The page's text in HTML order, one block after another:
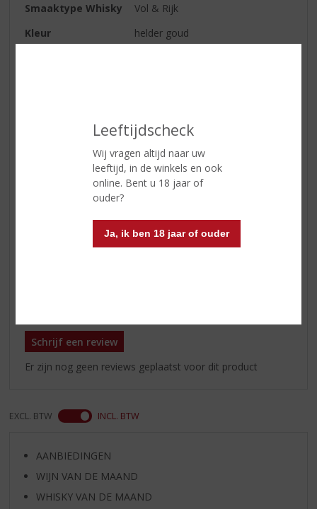
Leeftijdscheck
Wij vragen altijd naar uw
leeftijd, in de winkels en ook
online. Bent u 18 jaar of
ouder?
Ja, ik ben 18 jaar of ouder
Smaaktype Whisky
Vol & Rijk
Kleur
helder goud
vol, zacht en verrassend diep, de
tonen van de neus keren terug, in
combinatie met appels,
sinaasappels, peper, zoete
peper, met accenten van
Schrijf een review
Er zijn nog geen reviews geplaatst voor dit product
EXCL. BTW INCL. BTW
AANBIEDINGEN
WIJN VAN DE MAAND
WHISKY VAN DE MAAND